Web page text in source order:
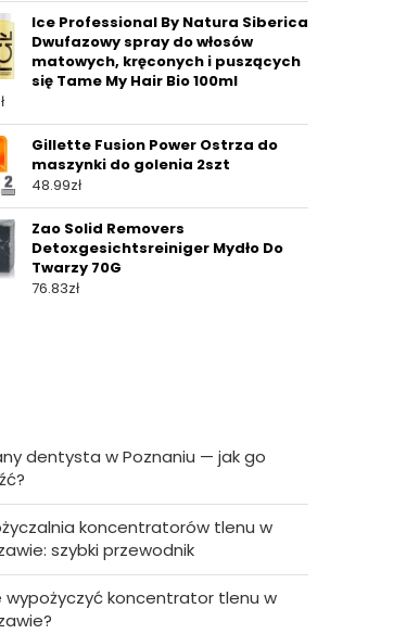
Ice Professional By Natura Siberica
Dwufazowy spray do włosów
matowych, kręconych i puszących
się Tame My Hair Bio 100ml
Gillette Fusion Power Ostrza do
maszynki do golenia 2szt
48.99zł
Zao Solid Removers
Detoxgesichtsreiniger Mydło Do
Twarzy 70G
76.83zł
dentysta w Poznaniu — jak go
koncentratorów tlenu w
szybki przewodnik
wypożyczyć koncentrator tlenu w